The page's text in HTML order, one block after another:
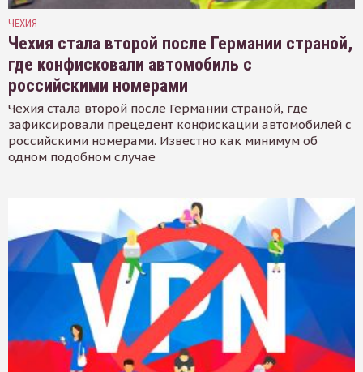
ЧЕХИЯ
Чехия стала второй после Германии страной,
где конфисковали автомобиль с
российскими номерами
Чехия стала второй после Германии страной, где
зафиксировали прецедент конфискации автомобилей с
российскими номерами. Известно как минимум об
одном подобном случае